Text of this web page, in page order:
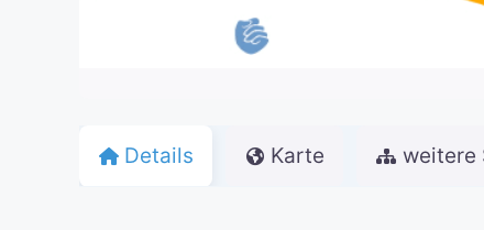
Details Karte weitere